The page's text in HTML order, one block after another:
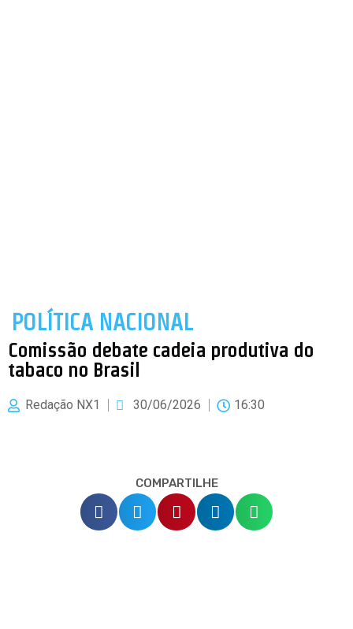
POLÍTICA NACIONAL
Comissão debate cadeia produtiva do
tabaco no Brasil
Redação NX1 30/06/2026 16:30
COMPARTILHE